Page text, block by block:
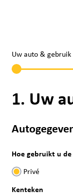
Uw auto & gebruik
1. Uw
Hoe gebruikt u
Privé
Kenteken